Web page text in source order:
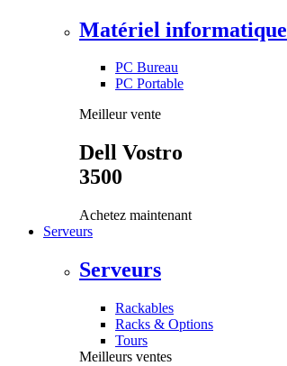
Matériel informatique
PC Bureau
PC Portable
Meilleur vente
Dell Vostro
3500
Achetez maintenant
Serveurs
Serveurs
Rackables
Racks & Options
Tours
Meilleurs ventes